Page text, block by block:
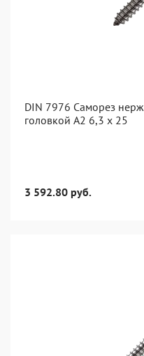
DIN 7976 Саморез
головкой А2 6,3 x 25
3 592.80 руб.